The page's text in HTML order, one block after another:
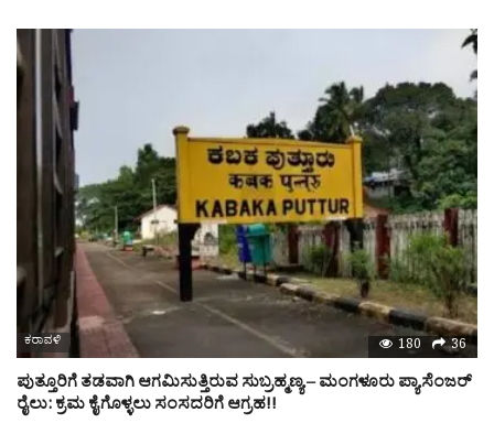
ಕರಾವಳಿ 180 36
ಪುತ್ತೂರಿಗೆ ತಡವಾಗಿ ಆಗಮಿಸುತ್ತಿರುವ ಸುಬ್ರಹ್ಮಣ್ಯ – ಮಂಗಳೂರು ಪ್ಯಾಸೆಂಜರ್
ರೈಲು: ಕ್ರಮ ಕೈಗೊಳ್ಳಲು ಸಂಸದರಿಗೆ ಆಗ್ರಹ!!